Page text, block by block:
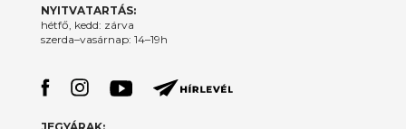
NYITVATARTÁS:
hétfő, kedd: zárva
szerda–vasárnap: 14–19h